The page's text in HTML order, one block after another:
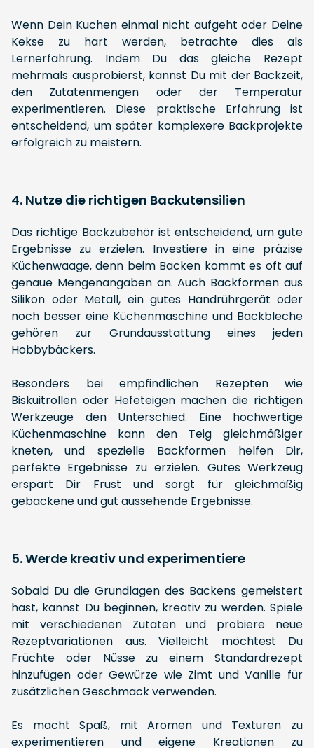
Wenn Dein Kuchen einmal nicht aufgeht oder Deine
Kekse zu hart werden, betrachte dies als
Lernerfahrung. Indem Du das gleiche Rezept
mehrmals ausprobierst, kannst Du mit der Backzeit,
den Zutatenmengen oder der Temperatur
experimentieren. Diese praktische Erfahrung ist
entscheidend, um später komplexere Backprojekte
erfolgreich zu meistern.
4. Nutze die richtigen Backutensilien
Das richtige Backzubehör ist entscheidend, um gute
Ergebnisse zu erzielen. Investiere in eine präzise
Küchenwaage, denn beim Backen kommt es oft auf
genaue Mengenangaben an. Auch Backformen aus
Silikon oder Metall, ein gutes Handrührgerät oder
noch besser eine Küchenmaschine und Backbleche
gehören zur Grundausstattung eines jeden
Hobbybäckers.
Besonders bei empfindlichen Rezepten wie
Biskuitrollen oder Hefeteigen machen die richtigen
Werkzeuge den Unterschied. Eine hochwertige
Küchenmaschine kann den Teig gleichmäßiger
kneten, und spezielle Backformen helfen Dir,
perfekte Ergebnisse zu erzielen. Gutes Werkzeug
erspart Dir Frust und sorgt für gleichmäßig
gebackene und gut aussehende Ergebnisse.
5. Werde kreativ und experimentiere
Sobald Du die Grundlagen des Backens gemeistert
hast, kannst Du beginnen, kreativ zu werden. Spiele
mit verschiedenen Zutaten und probiere neue
Rezeptvariationen aus. Vielleicht möchtest Du
Früchte oder Nüsse zu einem Standardrezept
hinzufügen oder Gewürze wie Zimt und Vanille für
zusätzlichen Geschmack verwenden.
Es macht Spaß, mit Aromen und Texturen zu
experimentieren und eigene Kreationen zu